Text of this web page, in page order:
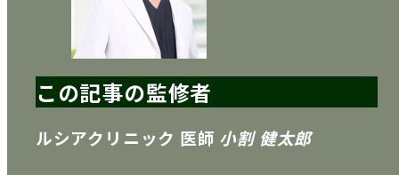
この記事の監修者
ルシアクリニック 医師 小割 健太郎